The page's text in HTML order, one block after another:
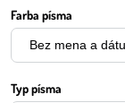
Farba písma
Typ písma